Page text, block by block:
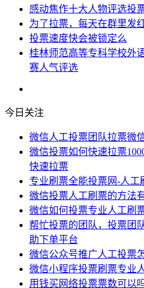
感动焦作十大人物评选投
为了拉票，每天在群里发
投票速度快会被锁定么
桂林师范高等专科学校外
赛人气评选
今日关注
微信人工投票团队拉票微
微信投票如何快速拉票
快速拉票
专业刷票全能投票网-人工
微信投票人工刷票的方法
微信如何投票专业人工刷
帮忙投票的团队，投票团
助下单平台
微信公众号推广人工投票
微信小程序投票刷票专业
用钱买网络投票票数可以